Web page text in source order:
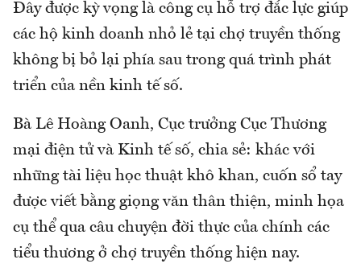
Đây được kỳ vọng là công cụ hỗ trợ đắc lực giúp
các hộ kinh doanh nhỏ lẻ tại chợ truyền thống
không bị bỏ lại phía sau trong quá trình phát
triển của nền kinh tế số.
Bà Lê Hoàng Oanh, Cục trưởng Cục Thương
mại điện tử và Kinh tế số, chia sẻ: khác với
những tài liệu học thuật khô khan, cuốn sổ tay
được viết bằng giọng văn thân thiện, minh họa
cụ thể qua câu chuyện đời thực của chính các
tiểu thương ở chợ truyền thống hiện nay.